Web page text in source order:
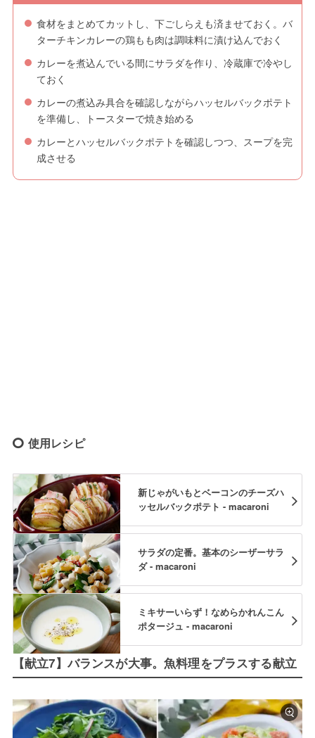
食材をまとめてカットし、下ごしらえも済ませておく。バ
ターチキンカレーの鶏もも肉は調味料に漬け込んでおく
カレーを煮込んでいる間にサラダを作り、冷蔵庫で冷やし
ておく
カレーの煮込み具合を確認しながらハッセルバックポテト
を準備し、トースターで焼き始める
カレーとハッセルバックポテトを確認しつつ、スープを完
成させる
使用レシピ
新じゃがいもとベーコンのチーズハ
ッセルバックポテト - macaroni
サラダの定番。基本のシーザーサラ
ダ - macaroni
ミキサーいらず！なめらかれんこん
ポタージュ - macaroni
【献立7】バランスが大事。魚料理をプラスする献立